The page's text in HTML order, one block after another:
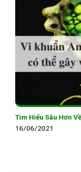
Tìm Hiểu Sâu Hơn
16/06/2021